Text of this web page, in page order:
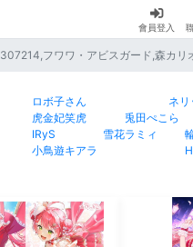
會員登入
307214,フワワ・アビスガード,森カリ
ロボ子さん
ネリ
虎金妃笑虎
兎田ぺこら
IRyS
雪花ラミィ
小鳥遊キアラ